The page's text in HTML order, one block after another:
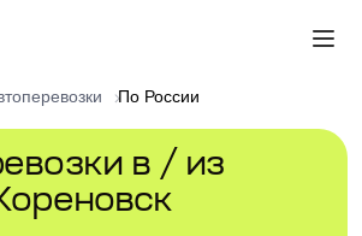
По России
в / из